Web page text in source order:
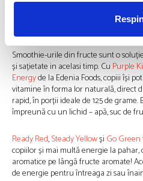
Smoothie-uri gustoase,
Smoothie-urile din fructe sunt o
și sațietate in acelasi timp. Cu Purple
Energyde la Edenia Foods, copiii își
vitamine în forma lor naturală, direct
rapid, în porții ideale de 125 de
împreună cu un lichid – apă, suc de
Ready Red,Steady Yellowși Go Green
copiilor și mai multă energie la pahar,
aromatice pe lângă fructe aromate!
de energie pentru întreaga zi sau